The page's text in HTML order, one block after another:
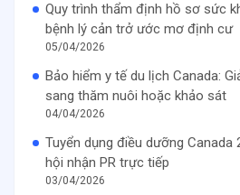
Quy trình thẩm định hồ sơ sức
bệnh lý cản trở ước mơ định cư
05/04/2026
Bảo hiểm y tế du lịch Canada:
sang thăm nuôi hoặc khảo sát
04/04/2026
Tuyển dụng điều dưỡng
hội nhận PR trực tiếp
03/04/2026